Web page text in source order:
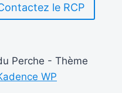
le RCP
Perche - Thème
WP